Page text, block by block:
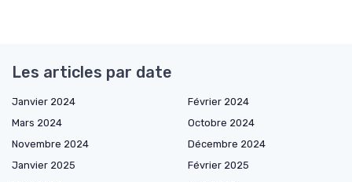
Les articles par date
Janvier 2024
Février 2024
Mars 2024
Octobre 2024
Novembre 2024
Décembre 2024
Janvier 2025
Février 2025